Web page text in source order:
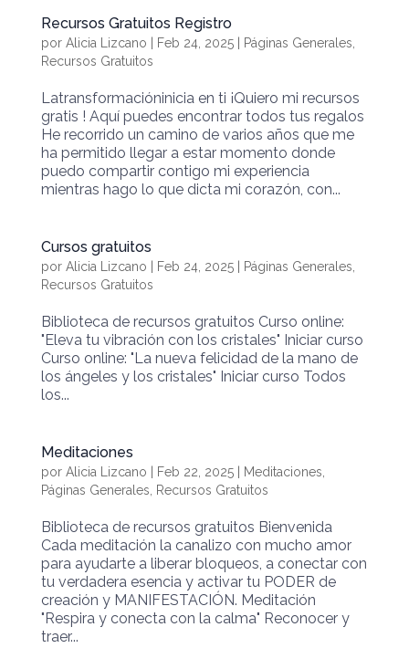
Recursos Gratuitos Registro
por Alicia Lizcano Feb 24, 2025| Páginas Generales
Recursos Gratuitos
Latransformacióninicia en ti ¡Quiero mi recursos
gratis ! Aquí puedes encontrar todos tus regalos
He recorrido un camino de varios años que me
ha permitido llegar a estar momento donde
puedo compartir contigo mi experiencia
mientras hago lo que dicta mi corazón, con...
Cursos gratuitos
por Alicia Lizcano Feb 24, 2025| Páginas Generales
Recursos Gratuitos
Biblioteca de recursos gratuitos Curso online:
"Eleva tu vibración con los cristales" Iniciar curso
Curso online: "La nueva felicidad de la mano de
los ángeles y los cristales" Iniciar curso Todos
los...
Meditaciones
por Alicia Lizcano Feb 22, 2025| Meditaciones
Páginas Generales
Recursos Gratuitos
Biblioteca de recursos gratuitos Bienvenida
Cada meditación la canalizo con mucho amor
para ayudarte a liberar bloqueos, a conectar con
tu verdadera esencia y activar tu PODER de
creación y MANIFESTACIÓN. Meditación
"Respira y conecta con la calma" Reconocer y
traer...